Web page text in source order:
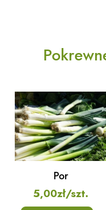
Por
5,00zł/szt.